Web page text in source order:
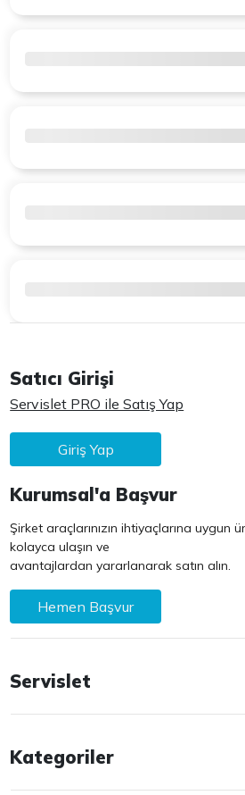
Satıcı Girişi
Servislet PRO ile Satış Yap
Giriş Yap
Kurumsal'a Başvur
Şirket araçlarınızın ihtiyaçlarına uygun
kolayca ulaşın ve
avantajlardan yararlanarak satın alın.
Hemen Başvur
Servislet
Kategoriler